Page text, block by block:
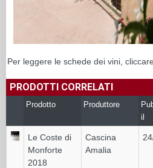
Per leggere le schede dei vini,
PRODOTTI CORRELATI
Prodotto Produttore
il
Le Coste di
Monforte
2018
Cascina
Amalia